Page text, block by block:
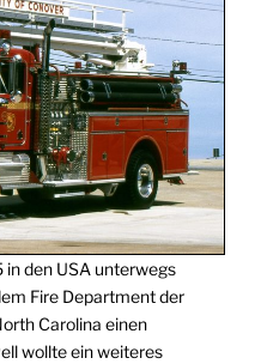
in den USA unterwegs
Fire Department der
Carolina einen
wollte ein weiteres